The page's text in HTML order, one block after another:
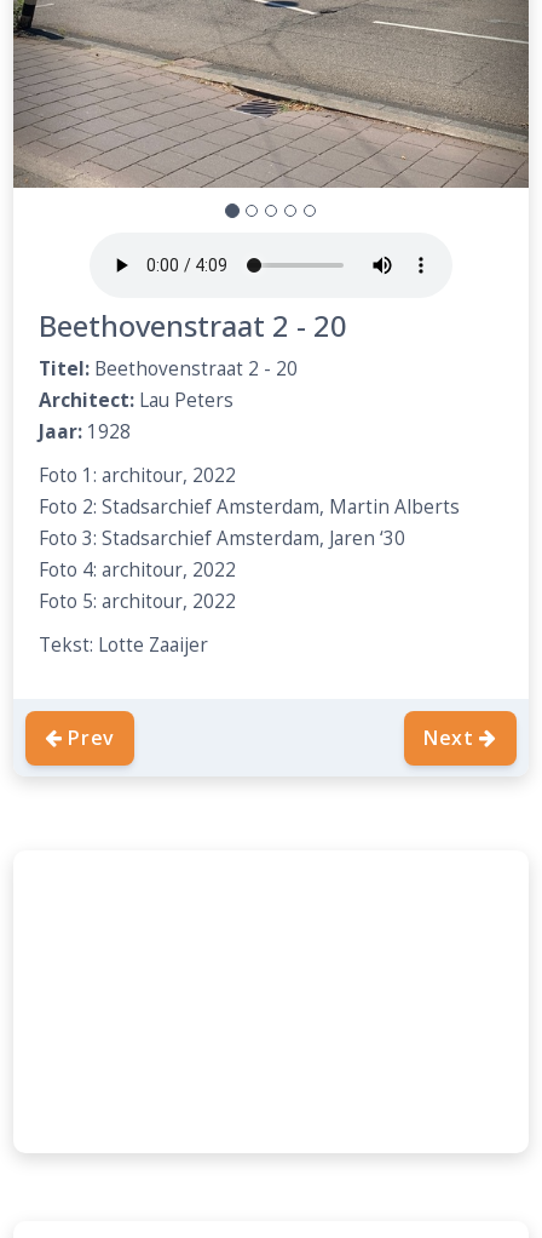
Beethovenstraat 2 - 20
Titel: Beethovenstraat 2 - 20
Architect: Lau Peters
Jaar: 1928
Foto 1: architour, 2022
Foto 2: Stadsarchief Amsterdam, Martin Alberts
Foto 3: Stadsarchief Amsterdam, Jaren ‘30
Foto 4: architour, 2022
Foto 5: architour, 2022
Tekst: Lotte Zaaijer
Prev Next